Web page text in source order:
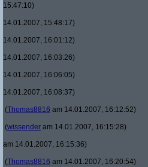
15:47:10)
14.01.2007, 15:48:17)
14.01.2007, 16:01:12)
14.01.2007, 16:03:26)
14.01.2007, 16:06:05)
14.01.2007, 16:08:37)
(Thomas8816 am 14.01.2007, 16:12:52)
(wissender am 14.01.2007, 16:15:28)
am 14.01.2007, 16:15:36)
(Thomas8816 am 14.01.2007, 16:20:54)